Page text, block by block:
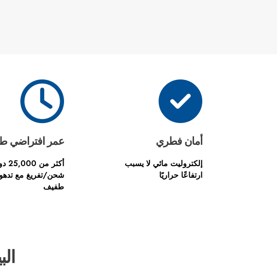
أمان فطري
إلكتروليت مائي لا يسبب
ارتفاعًا حراريًا
عمر افتراضي
أكثر
شحن/تفريغ مع
طفيف